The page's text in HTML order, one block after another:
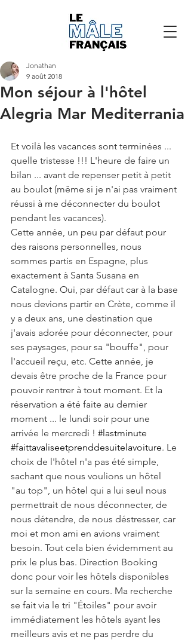
Mon séjour à l'hôtel
Alegria Mar Mediterrania
Jonathan
9 août 2018
Et voilà les vacances sont terminées ...
quelle tristesse !!! L'heure de faire un
bilan ... avant de repenser petit à petit
au boulot (même si je n'ai pas vraiment
réussi à me déconnecter du boulot
pendant les vacances).
Cette année, un peu par défaut pour
des raisons personnelles, nous
sommes partis en Espagne, plus
exactement à Santa Susana en
Catalogne. Oui, par défaut car à la base
nous devions partir en Crète, comme il
y a deux ans, une destination que
j'avais adorée pour déconnecter, pour
ses paysages, pour sa "bouffe", pour
l'accueil reçu, etc. Cette année, je
devais être proche de la France pour
pouvoir rentrer à tout moment. Et la
réservation a été faite au dernier
moment ... le lundi soir pour une
arrivée le mercredi ! #lastminute
#faittavaliseetprenddesuitelavoiture. Le
choix de l'hôtel n'a pas été simple,
sachant que nous voulions un hôtel
"au top", un hôtel qui a lui seul nous
permettrait de nous déconnecter, de
nous détendre, de nous déstresser, car
moi et mon ami en avions vraiment
besoin. Tout cela bien évidemment au
prix le plus bas. Direction Booking
donc pour voir les hôtels disponibles
sur la semaine en cours. Ma recherche
se fait via le tri "Étoiles" pour avoir
immédiatement les hôtels ayant les
meilleurs avis et ne pas perdre du